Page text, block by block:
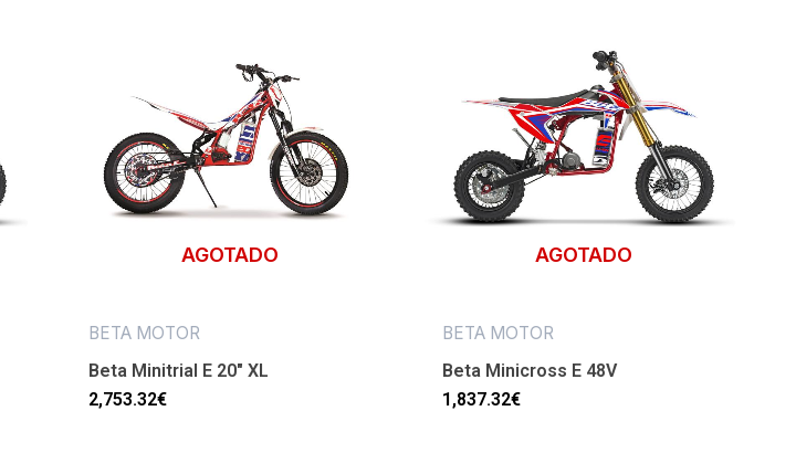
AGOTADO
BETA MOTOR
Beta Minitrial E 20″ XL
2,753.32€
AGOTADO
BETA MOTOR
Beta Minicross E 48V
1,837.32€